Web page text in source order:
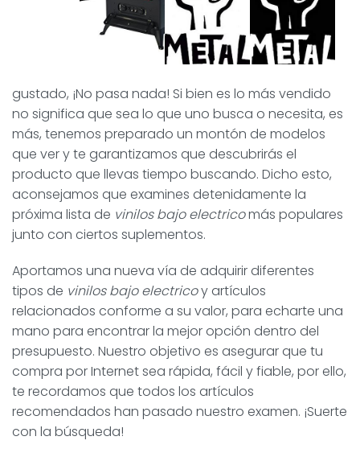
gustado, ¡No pasa nada! Si bien es lo más vendido
no significa que sea lo que uno busca o necesita, es
más, tenemos preparado un montón de modelos
que ver y te garantizamos que descubrirás el
producto que llevas tiempo buscando. Dicho esto,
aconsejamos que examines detenidamente la
próxima lista de vinilos bajo electricomás populares
junto con ciertos suplementos.
Aportamos una nueva vía de adquirir diferentes
tipos de vinilos bajo electricoy artículos
relacionados conforme a su valor, para echarte una
mano para encontrar la mejor opción dentro del
presupuesto. Nuestro objetivo es asegurar que tu
compra por Internet sea rápida, fácil y fiable, por ello,
te recordamos que todos los artículos
recomendados han pasado nuestro examen. ¡Suerte
con la búsqueda!